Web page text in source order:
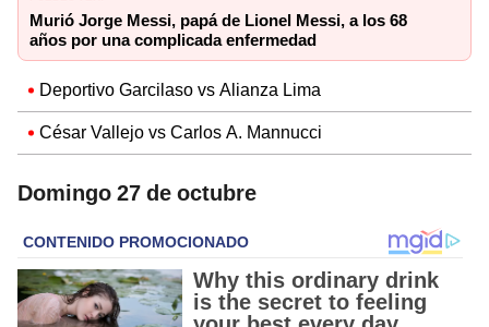
Murió Jorge Messi, papá de Lionel Messi, a los 68
años por una complicada enfermedad
Deportivo Garcilaso vs Alianza Lima
César Vallejo vs Carlos A. Mannucci
Domingo 27 de octubre